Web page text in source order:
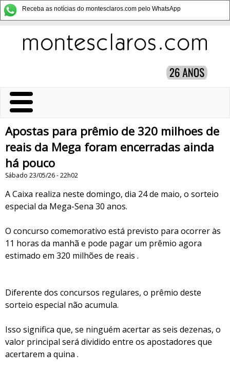
Receba as notícias do montesclaros.com pelo WhatsApp
Apostas para prêmio de 320 milhoes de
reais da Mega foram encerradas ainda
há pouco
Sábado 23/05/26 - 22h02
A Caixa realiza neste domingo, dia 24 de maio, o sorteio
especial da Mega-Sena 30 anos.
O concurso comemorativo está previsto para ocorrer às
11 horas da manhã e pode pagar um prêmio agora
estimado em 320 milhões de reais .
Diferente dos concursos regulares, o prêmio deste
sorteio especial não acumula.
Isso significa que, se ninguém acertar as seis dezenas, o
valor principal será dividido entre os apostadores que
acertarem a quina .